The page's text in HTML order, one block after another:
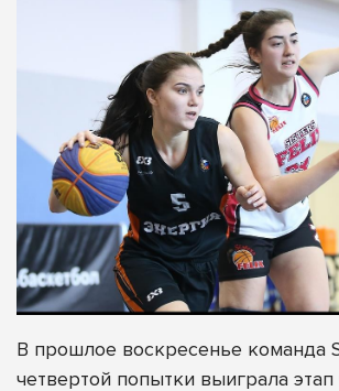
В прошлое воскресенье команда
четвертой попытки выиграла этап